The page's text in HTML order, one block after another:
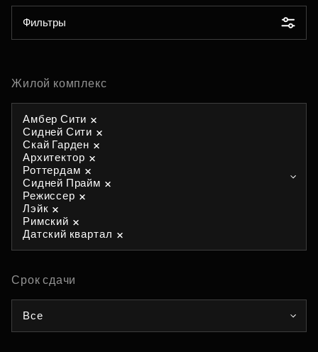
Фильтры
Жилой комплекс
Амбер Сити
Сидней Сити
Скай Гарден
Архитектор
Роттердам
Сидней Прайм
Режиссер
Лэйк
Римский
Датский квартал
Срок сдачи
Все